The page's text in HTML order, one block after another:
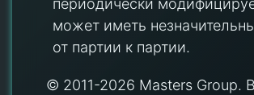
периодически
может иметь
от партии к партии.
© 2011-2026 Masters Group.